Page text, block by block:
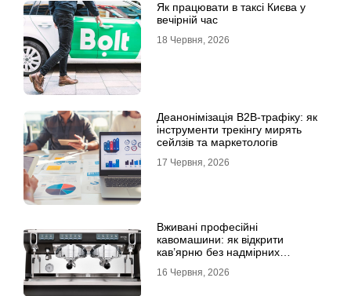
Як працювати в таксі Києва у
вечірній час
18 Червня, 2026
Деанонімізація B2B-трафіку: як
інструменти трекінгу мирять
сейлзів та маркетологів
17 Червня, 2026
Вживані професійні
кавомашини: як відкрити
кав’ярню без надмірних
16 Червня, 2026